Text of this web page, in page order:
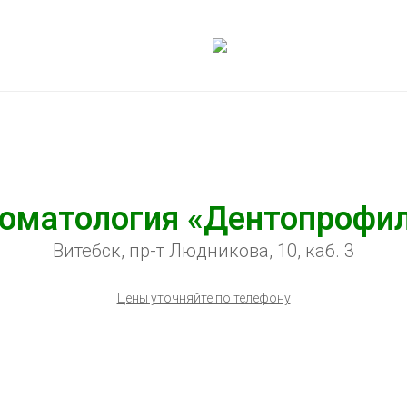
Витебск, пр-т Людникова, 10, каб. 3
Цены уточняйте по телефону